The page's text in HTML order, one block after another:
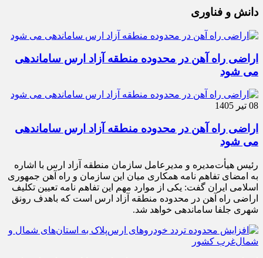
دانش و فناوری
اراضی راه آهن در محدوده منطقه آزاد ارس ساماندهی
می شود
08 تیر 1405
اراضی راه آهن در محدوده منطقه آزاد ارس ساماندهی
می شود
رئیس هیأت‌مدیره و مدیرعامل سازمان منطقه آزاد ارس با اشاره
به امضای تفاهم نامه همکاری میان این سازمان و راه آهن جمهوری
اسلامی ایران گفت: یکی از موارد مهم این تفاهم نامه تعیین تکلیف
اراضی راه آهن در محدوده منطقه آزاد ارس است که باهدف رونق
شهری جلفا ساماندهی خواهد شد.